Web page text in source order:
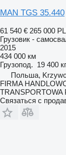
MAN TGS 35.440
61 540 € 265 000
Грузовик -
2015
434 000 км
Грузопод. 19 400 кг
Польша,
FIRMA
TRANSPORTOWA
Связаться с